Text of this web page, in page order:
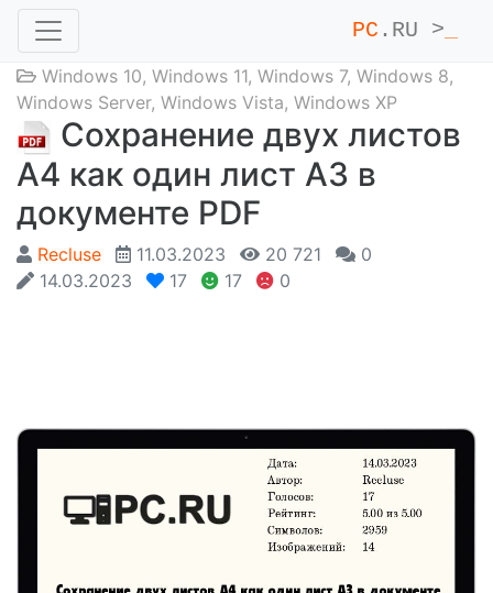
PC .RU >
Windows 10, Windows 11, Windows 7, Windows 8,
Windows Server, Windows Vista, Windows XP
Сохранение двух листов
A4 как один лист A3 в
документе PDF
Recluse 11.03.2023 20 721
0
14.03.2023
17 17 0